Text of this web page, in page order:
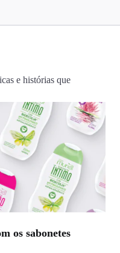
e histórias que
os sabonetes